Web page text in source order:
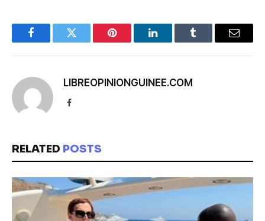
FacebookTwitter Pinterest LinkedInTumblr Email
LIBREOPINIONGUINEE.COM
Facebook
RELATED POSTS